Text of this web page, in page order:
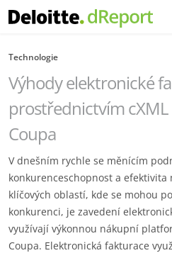
Technologie
Výhody elektronické
prostřednictvím
Coupa
V dnešním rychle se měnícím
konkurenceschopnost a efektivita
klíčových oblastí, kde se mohou
konkurenci, je zavedení
využívají výkonnou nákupní
Coupa. Elektronická fakturace